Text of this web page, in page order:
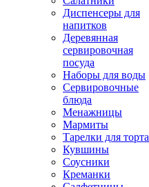
Диспенсеры для
напитков
Деревянная
сервировочная
посуда
Наборы для воды
Сервировочные
блюда
Менажницы
Мармиты
Тарелки для торта
Кувшины
Соусники
Креманки